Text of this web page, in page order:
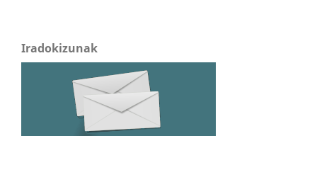
Iradokizunak